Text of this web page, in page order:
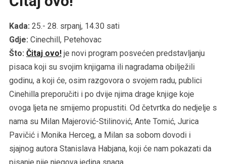
Kada: 25.- 28. srpanj, 14.30 sati
Gdje: Cinechill, Petehovac
Što: Čitaj ovo!je novi program posvećen predstavljanju
pisaca koji su svojim knjigama ili nagradama obilježili
godinu, a koji će, osim razgovora o svojem radu, publici
Cinehilla preporučiti i po dvije njima drage knjige koje
ovoga ljeta ne smijemo propustiti. Od četvrtka do nedjelje s
nama su Milan Majerović-Stilinović, Ante Tomić, Jurica
Pavičić i Monika Herceg, a Milan sa sobom dovodi i
sjajnog autora Stanislava Habjana, koji će nam pokazati da